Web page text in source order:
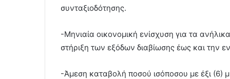
συνταξιοδότησης.
-Μηνιαία οικονομική ενίσχυση για τα
στήριξη των εξόδων διαβίωσης έως και την
-Άμεση καταβολή ποσού ισόποσου με έξι (6)